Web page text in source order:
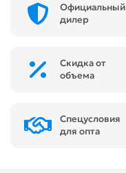
Официальный
дилер
Скидка от
объема
Спецусловия
для опта